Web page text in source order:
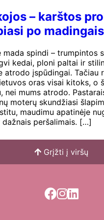
– karštos
po
mada spindi – trumpintos
kedai, ploni paltai ir
atrodo įspūdingai. Tačiau
oras visai kitoks, o
nei mums atrodo.
moterų skundžiasi
maudimu apatinėje
dažnais peršalimais. […]
Grįžti į viršų